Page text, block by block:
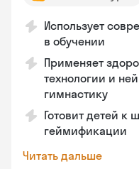
Использует
в обучении
Применяет
технологии и
гимнастику
Готовит детей
геймификации
Читать дальше